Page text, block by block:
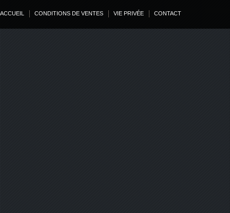
ACCUEIL CONDITIONS DE VENTES VIE PRIVÉE CONTACT